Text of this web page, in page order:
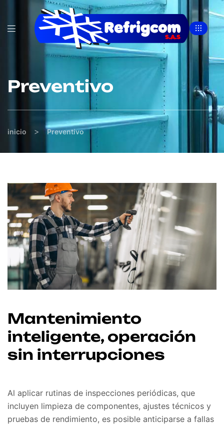
Preventivo
inicio > Preventivo
Mantenimiento
inteligente, operación
sin interrupciones
Al aplicar rutinas de inspecciones periódicas, que
incluyen limpieza de componentes, ajustes técnicos y
pruebas de rendimiento, es posible anticiparse a fallas